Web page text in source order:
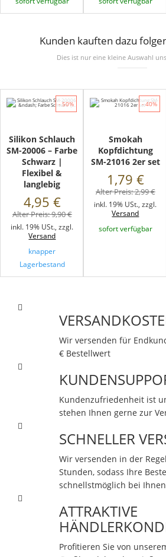
Kunden kauften dazu
Dies ist nur eine kleine Auswahl
Silikon Schlauch
SM-20006 – Farbe
Schwarz |
Flexibel &
langlebig
4,95 €
Alter Preis:9,90 €
inkl. 19% USt., zzgl.
Versand
knapper
Lagerbestand
- 50%
Smokah
Kopfdichtung
SM-21016 2er set
1,79 €
Alter Preis:2,99 €
inkl. 19% USt., zzgl.
Versand
sofort verfügbar
- 40%
Wir versenden für
€ Bestellwert
Kundenzufriedenheit ist
stehen Ihnen gerne zur
SCHNELLER
Wir versenden in der
Stunden, sodass Ihre
schnellstmöglich bei
ATTRAKTIVE
Profitieren Sie von